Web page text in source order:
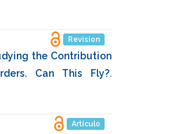
Revision
the Contribution
Can This Fly?.
Artículo